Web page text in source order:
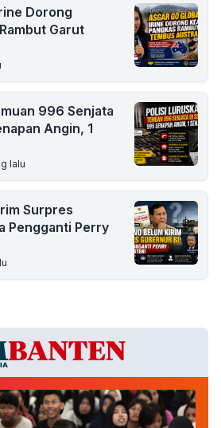
Dorong
Garut
996 Senjata
Angin, 1
lalu
Surpres
Pengganti Perry